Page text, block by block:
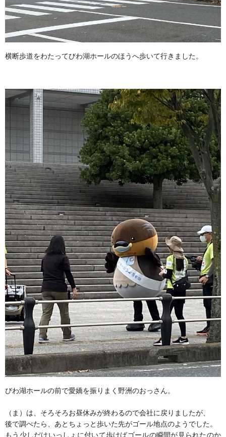
横断歩道をわたってびわ湖ホールのほうへ歩いて行きました。
びわ湖ホールの前で愛嬌を振りまく野洲のおっさん。
（ま）は、そろそろお昼休みが終わるので会社に戻りましたが、
後で調べたら、あとちょっと歩いた先がゴール地点のようでした。
もう少しだけいっしょに付いて歩けばゴールの瞬間が見られたのか